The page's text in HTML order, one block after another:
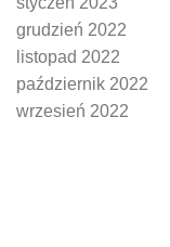
grudzień 2022
listopad 2022
październik 2022
wrzesień 2022